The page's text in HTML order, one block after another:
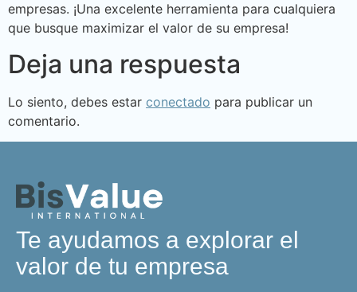
empresas. ¡Una excelente herramienta para cualquiera
que busque maximizar el valor de su empresa!
Deja una respuesta
Lo siento, debes estar conectado para publicar un
comentario.
Te ayudamos a explorar el
valor de tu empresa